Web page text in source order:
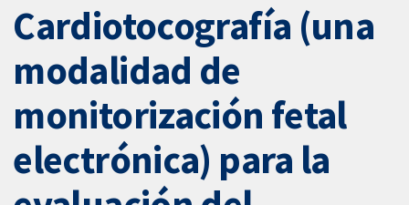
Cardiotocografía (una
modalidad de
monitorización fetal
electrónica) para la